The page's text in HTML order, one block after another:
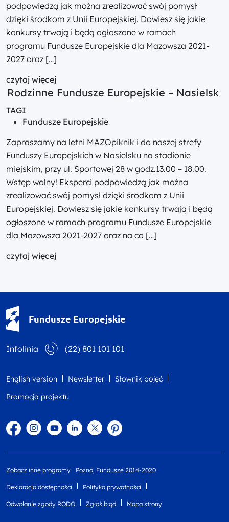
podpowiedzą jak można zrealizować swój pomysł
dzięki środkom z Unii Europejskiej. Dowiesz się jakie
konkursy trwają i będą ogłoszone w ramach
programu Fundusze Europejskie dla Mazowsza 2021-
2027 oraz […]
czytaj więcej
Rodzinne Fundusze Europejskie – Nasielsk
TAGI
Fundusze Europejskie
Zapraszamy na letni MAZOpiknik i do naszej strefy
Funduszy Europejskich w Nasielsku na stadionie
miejskim, przy ul. Sportowej 28 w godz.13.00 – 18.00.
Wstęp wolny! Eksperci podpowiedzą jak można
zrealizować swój pomysł dzięki środkom z Unii
Europejskiej. Dowiesz się jakie konkursy trwają i będą
ogłoszone w ramach programu Fundusze Europejskie
dla Mazowsza 2021-2027 oraz na co […]
czytaj więcej
Fundusze Europejskie
Infolinia (22) 801 101 101
English version Newsletter
Słownik pojęć
Promocja projektu
FacebookInstagram
YouTubeLinkedintwitterPinterest
Zobacz inne programy Poznaj Fundusze 2014-2020
Deklaracja dostępności Polityka prywatności
Odwołanie zgody RODO Zgłoś błąd Mapa strony